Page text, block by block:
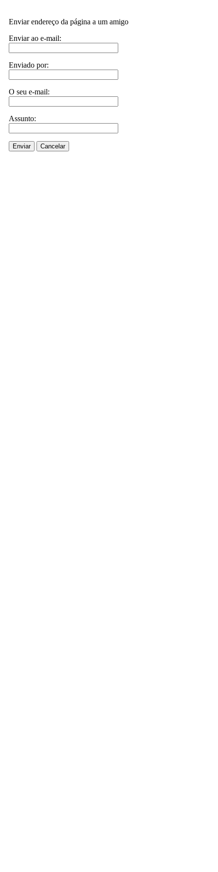
Enviar endereço da página a um amigo
Enviar ao e-mail:
Enviado por:
O seu e-mail:
Assunto:
Enviar Cancelar